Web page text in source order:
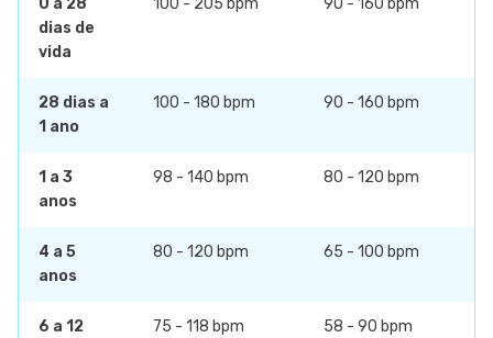
0 a 28
dias de
vida
100 - 205 bpm 90 - 160 bpm
28 dias a
1 ano
100 - 180 bpm 90 - 160 bpm
1 a 3
anos
98 - 140 bpm 80 - 120 bpm
4 a 5
anos
80 - 120 bpm 65 - 100 bpm
6 a 12
75 - 118 bpm 58 - 90 bpm